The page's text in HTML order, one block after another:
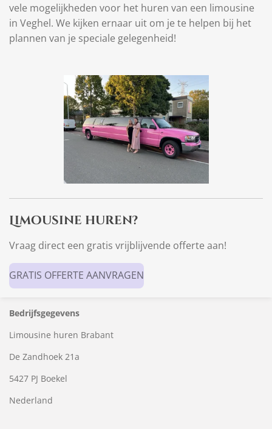
vele mogelijkheden voor het huren van een limousine
in Veghel. We kijken ernaar uit om je te helpen bij het
plannen van je speciale gelegenheid!
Limousine huren?
Vraag direct een gratis vrijblijvende offerte aan!
GRATIS OFFERTE AANVRAGEN
Bedrijfsgegevens
Limousine huren Brabant
De Zandhoek 21a
5427 PJ Boekel
Nederland